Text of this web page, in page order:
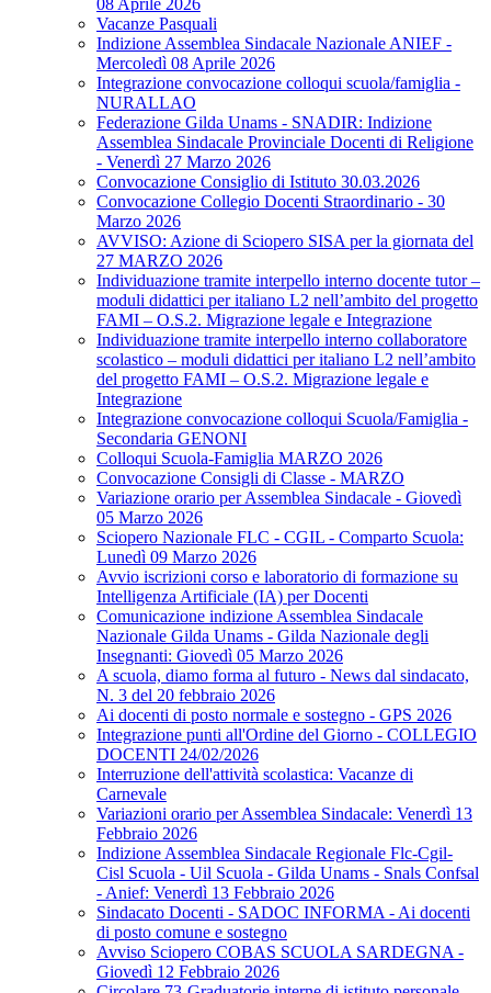
08 Aprile 2026
Vacanze Pasquali
Indizione Assemblea Sindacale Nazionale ANIEF -
Mercoledì 08 Aprile 2026
Integrazione convocazione colloqui scuola/famiglia -
NURALLAO
Federazione Gilda Unams - SNADIR: Indizione
Assemblea Sindacale Provinciale Docenti di Religione
- Venerdì 27 Marzo 2026
Convocazione Consiglio di Istituto 30.03.2026
Convocazione Collegio Docenti Straordinario - 30
Marzo 2026
AVVISO: Azione di Sciopero SISA per la giornata del
27 MARZO 2026
Individuazione tramite interpello interno docente tutor –
moduli didattici per italiano L2 nell’ambito del progetto
FAMI – O.S.2. Migrazione legale e Integrazione
Individuazione tramite interpello interno collaboratore
scolastico – moduli didattici per italiano L2 nell’ambito
del progetto FAMI – O.S.2. Migrazione legale e
Integrazione
Integrazione convocazione colloqui Scuola/Famiglia -
Secondaria GENONI
Colloqui Scuola-Famiglia MARZO 2026
Convocazione Consigli di Classe - MARZO
Variazione orario per Assemblea Sindacale - Giovedì
05 Marzo 2026
Sciopero Nazionale FLC - CGIL - Comparto Scuola:
Lunedì 09 Marzo 2026
Avvio iscrizioni corso e laboratorio di formazione su
Intelligenza Artificiale (IA) per Docenti
Comunicazione indizione Assemblea Sindacale
Nazionale Gilda Unams - Gilda Nazionale degli
Insegnanti: Giovedì 05 Marzo 2026
A scuola, diamo forma al futuro - News dal sindacato,
N. 3 del 20 febbraio 2026
Ai docenti di posto normale e sostegno - GPS 2026
Integrazione punti all'Ordine del Giorno - COLLEGIO
DOCENTI 24/02/2026
Interruzione dell'attività scolastica: Vacanze di
Carnevale
Variazioni orario per Assemblea Sindacale: Venerdì 13
Febbraio 2026
Indizione Assemblea Sindacale Regionale Flc-Cgil-
Cisl Scuola - Uil Scuola - Gilda Unams - Snals Confsal
- Anief: Venerdì 13 Febbraio 2026
Sindacato Docenti - SADOC INFORMA - Ai docenti
di posto comune e sostegno
Avviso Sciopero COBAS SCUOLA SARDEGNA -
Giovedì 12 Febbraio 2026